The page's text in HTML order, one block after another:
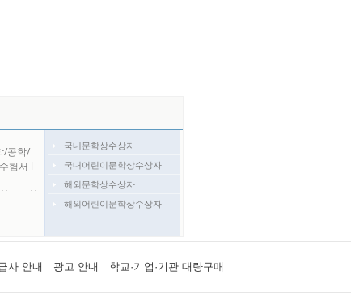
/공학/
험서 l
국내문학상수상자
국내어린이문학상수상자
해외문학상수상자
해외어린이문학상수상자
사 안내 광고 안내 학교·기업·기관 대량구매